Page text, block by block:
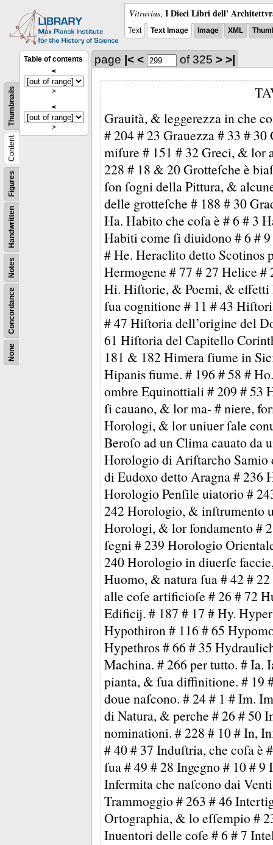
Vitruvius, I Dieci Libri dell'
Text Text Image Image XML
None
Concordance
Notes
Handwritten
Figures
Content
Thumbnails
Table of contents
<
>
<
>
page |< < of 325 > >|
Grauità, & leggerezza in che
# 204 # 23 Grauezza # 33 #
miſure # 151 # 32 Greci, & lor
228 # 18 & 20 Grotteſche è
ſon ſogni della Pittura, &
delle grotteſche # 188 # 30
Ha. Habito che coſa è # 6 # 3
Habiti come ſi diuidono # 6 #
# He. Heraclito detto Scotinos
Hermogene # 77 # 27 Helice
Hi. Hiſtorie, & Poemi, &
ſua cognitione # 11 # 43
# 47 Hiſtoria dell’origine del
61 Hiſtoria del Capitello
181 & 182 Himera ſiume in
Hipanis fiume. # 196 # 58 #
ombre Equinottiali # 209 # 53
ſi cauano, & lor ma- # niere,
Horologi, & lor uniuer ſale
Beroſo ad un Clima cauato da
Horologio di Ariſtarcho
di Eudoxo detto Aragna # 236
Horologio Penſile uiatorio #
242 Horologio, & inſtrumento
Horologi, & lor fondamento #
ſegni # 239 Horologio
240 Horologio in diuerſe
Huomo, & natura ſua # 42 #
alle coſe artificioſe # 26 # 72
Edificij. # 187 # 17 # Hy.
Hypothiron # 116 # 65
Hypethros # 66 # 35
Machina. # 266 per tutto. # Ia.
pianta, & ſua diffinitione. # 19
doue naſcono. # 24 # 1 # Im.
di Natura, & perche # 26 # 50
nominationi. # 228 # 10 # In,
# 40 # 37 Induſtria, che coſa
ſua # 49 # 28 Ingegno # 10 # 9
Infermita che naſcono dai
Trammoggio # 263 # 46
Ortographia, & lo eſſempio #
Inuentori delle coſe # 6 # 7